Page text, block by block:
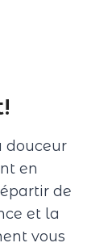
douceur
en
de
et la
vous